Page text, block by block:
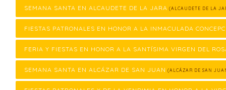
SEMANA SANTA EN ALCAUDETE DE LA JARA (ALCAUDETE DE LA
FIESTAS PATRONALES EN HONOR A LA INMACULADA
FERIA Y FIESTAS EN HONOR A LA SANTÍSIMA VIRGEN DEL
SEMANA SANTA EN ALCÁZAR DE SAN JUAN (ALCÁZAR DE SAN